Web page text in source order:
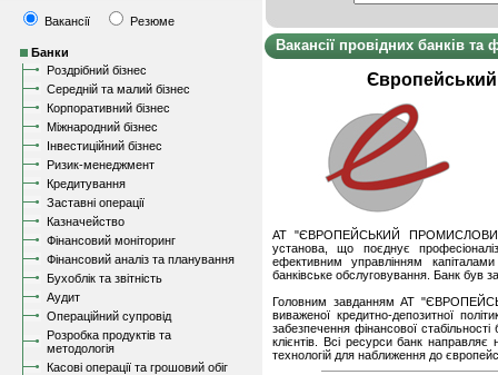
Вакансії Резюме
Банки
Роздрібний бізнес
Середній та малий бізнес
Корпоративний бізнес
Міжнародний бізнес
Інвестиційний бізнес
Ризик-менеджмент
Кредитування
Заставні операції
Казначейство
Фінансовий моніторинг
Фінансовий аналіз та планування
Бухоблік та звітність
Аудит
Операційний супровід
Розробка продуктів та
методологія
Касові операції та грошовий обіг
Вакансії провідних банків та
АТ "ЄВРОПЕЙСЬКИЙ ПРОМИСЛОВИЙ
установа, що поєднує
ефективним управлінням
банківське обслуговування. Банк був
Головним завданням АТ
виваженої кредитно-депозитної
забезпечення фінансової
клієнтів. Всі ресурси банк направляє
технологій для наближення до